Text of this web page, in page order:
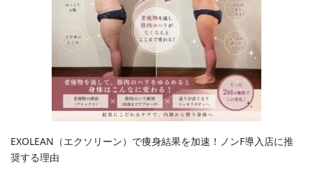
EXOLEAN（エクソリーン）で痩身結果を加速！ノンF導入店に推
奨する理由